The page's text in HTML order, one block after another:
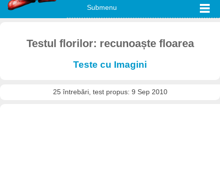
Submenu
Testul florilor: recunoaște floarea
Teste cu Imagini
25 întrebări, test propus: 9 Sep 2010